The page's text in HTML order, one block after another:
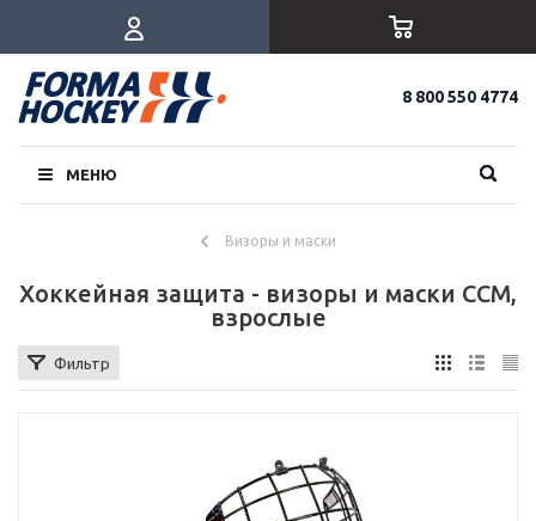
8 800 550 4774
МЕНЮ
Визоры и маски
Хоккейная защита - визоры и маски CCM,
взрослые
Фильтр